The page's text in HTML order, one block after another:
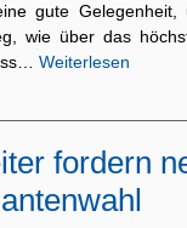
gute Gelegenheit,
wie über das
Weiterlesen
fordern